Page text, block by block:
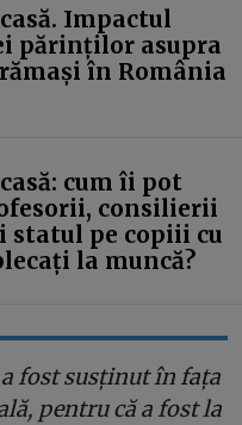
Impactul
părinților asupra
în România
cum îi pot
consilierii
statul pe copiii cu
la muncă?
fost susținut în fața
pentru că a fost la